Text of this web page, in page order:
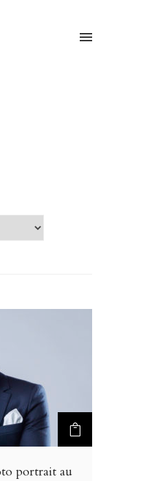
portrait au